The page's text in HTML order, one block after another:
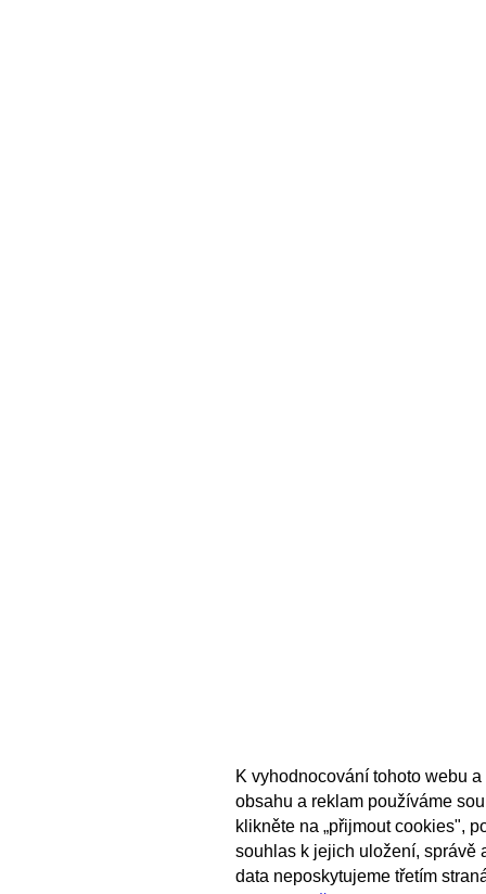
K vyhodnocování tohoto webu
obsahu a reklam používáme
klikněte na „přijmout cookies",
souhlas k jejich uložení, správě
data neposkytujeme třetím